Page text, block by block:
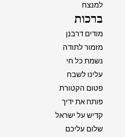
למנצח
ברכות
מודים דרבנן
מזמור לתודה
נשמת כל חי
עלינו לשבח
פטום הקטורת
פותח את ידיך
קדיש על ישראל
שלום עליכם